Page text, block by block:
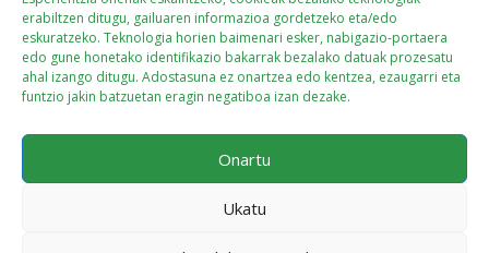
erabiltzen ditugu, gailuaren informazioa gordetzeko eta/edo
eskuratzeko. Teknologia horien baimenari esker, nabigazio-portaera
edo gune honetako identifikazio bakarrak bezalako datuak prozesatu
ahal izango ditugu. Adostasuna ez onartzea edo kentzea, ezaugarri eta
funtzio jakin batzuetan eragin negatiboa izan dezake.
Onartu
Ukatu